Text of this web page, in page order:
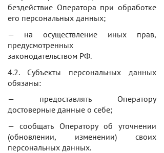
бездействие Оператора при обработке
его персональных данных;
— на осуществление иных прав,
предусмотренных
законодательством РФ.
4.2. Субъекты персональных данных
обязаны:
— предоставлять Оператору
достоверные данные о себе;
— сообщать Оператору об уточнении
(обновлении, изменении) своих
персональных данных.